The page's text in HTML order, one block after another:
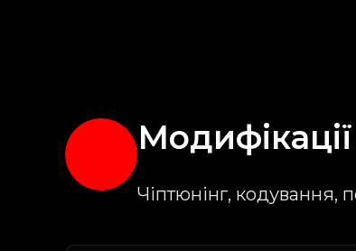
Чіптюнінг, кодування,